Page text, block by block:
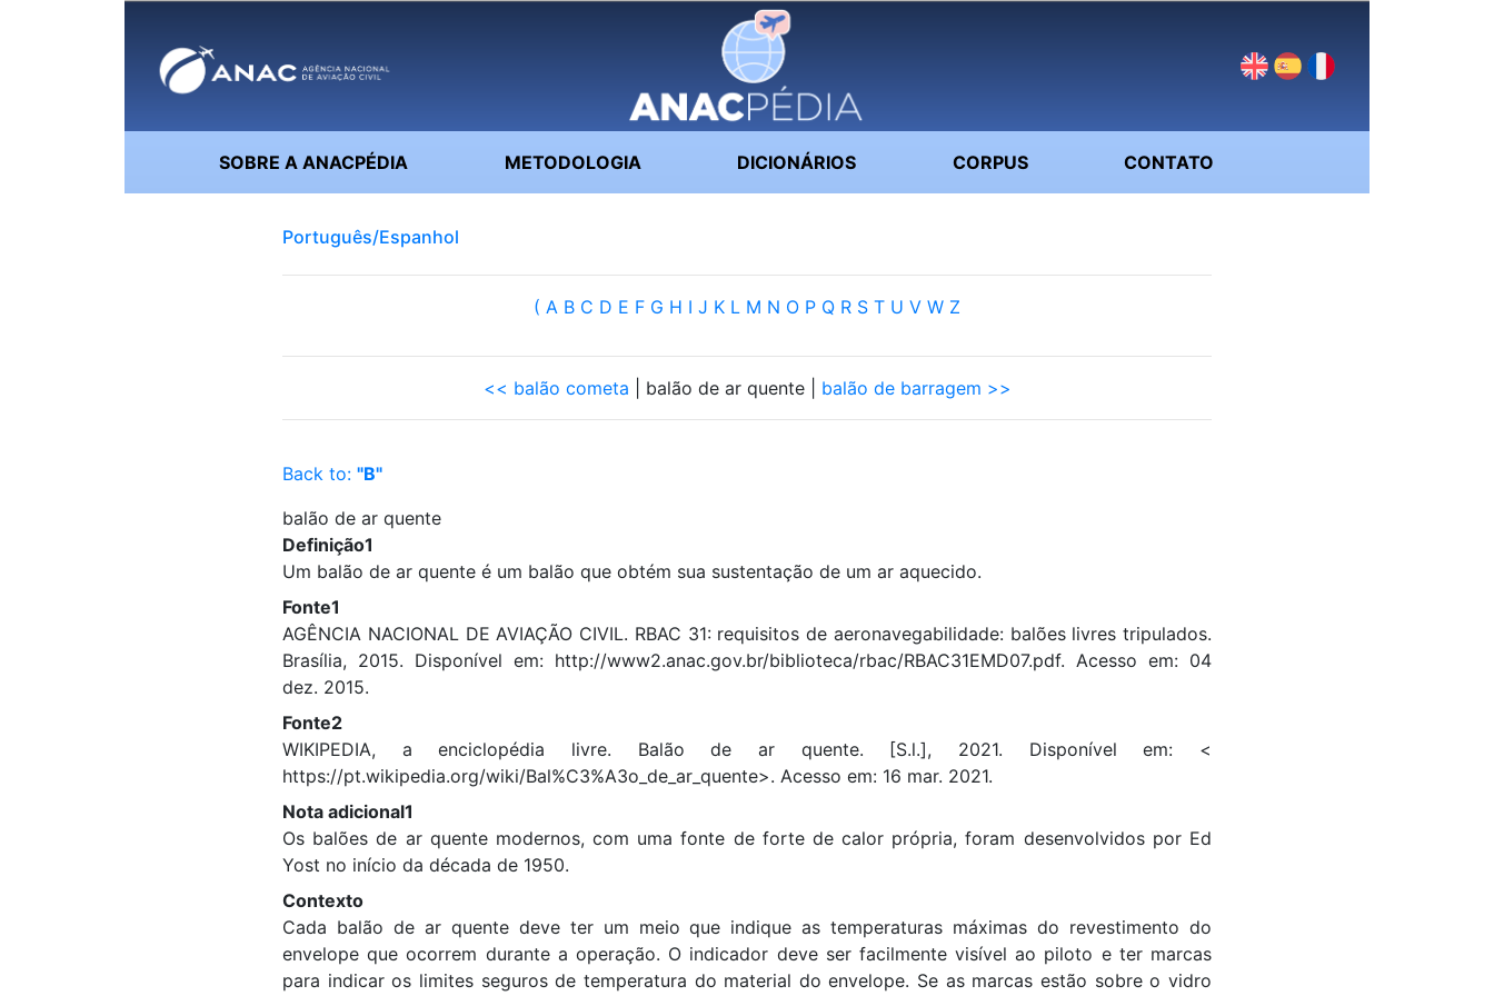
SOBRE A ANACPÉDIA METODOLOGIA DICIONÁRIOS CORPUS CONTATO
Português/Espanhol
( A B C D E F G H I J K L M N O P Q R S T U V W Z
<< balão cometa | balão de ar quente | balão de barragem >>
Back to: "B"
balão de ar quente
Definição1
Um balão de ar quente é um balão que obtém sua sustentação de um ar aquecido.
Fonte1
AGÊNCIA NACIONAL DE AVIAÇÃO CIVIL. RBAC 31: requisitos de aeronavegabilidade: balões livres tripulados.
Brasília, 2015. Disponível em: http://www2.anac.gov.br/biblioteca/rbac/RBAC31EMD07.pdf. Acesso em: 04
dez. 2015.
Fonte2
WIKIPEDIA, a enciclopédia livre. Balão de ar quente. [S.l.], 2021. Disponível em: <
https://pt.wikipedia.org/wiki/Bal%C3%A3o_de_ar_quente>. Acesso em: 16 mar. 2021.
Nota adicional1
Os balões de ar quente modernos, com uma fonte de forte de calor própria, foram desenvolvidos por Ed
Yost no início da década de 1950.
Contexto
Cada balão de ar quente deve ter um meio que indique as temperaturas máximas do revestimento do
envelope que ocorrem durante a operação. O indicador deve ser facilmente visível ao piloto e ter marcas
para indicar os limites seguros de temperatura do material do envelope. Se as marcas estão sobre o vidro